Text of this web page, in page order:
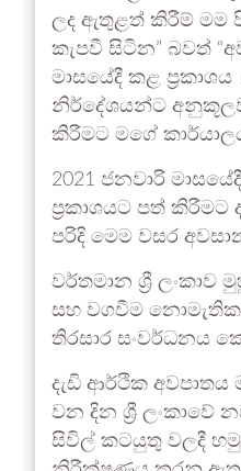
ලද ඇතුළත් කිරීම් මම
කැපවී සිටින” බවත්
මාසයේදී කළ
නිර්දේශයන්ට අනුකූලව
කිරීමට මගේ
2021 ජනවාරි
ප්‍රකාශයට පත්
පරිදි මෙම වසර
වර්තමාන ශ්‍රී
සහ වගවීම
තිරසාර සංවර්ධනය
දැඩි ආර්ථික
වන දින ශ්‍රී ලංකාවේ
සිවිල් කටයුතු වලදී